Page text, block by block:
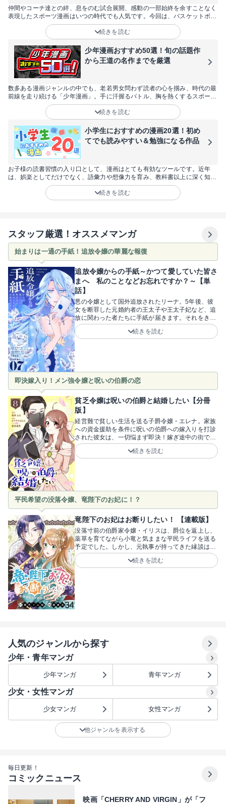
仲間やコーチ達との絆、息をのむ試合展開、感動の一部始終を余すことなく
表現したスポーツ漫画はいつの時代でも人気です。今回は、バスケットボー
ル、サッカー、野球などの人気の王道スポーツ漫画だけでなく、フィギアス
ケートやダンス、自転車、陸上といったマイナーなスポーツ漫画まで60作品
を厳選してお届けします！スポーツ漫画が好きな方はもちろん、「試しに読
んでみたい」と思っている方や女性にも楽しめる作品が目白押しです。
続きを読む
少年漫画おすすめ50選！旬の話題作
から王道の名作までを厳選
数多ある漫画ジャンルの中でも、老若男女問わず読者の心を掴み、時代の最
前線を走り続ける「少年漫画」。手に汗握るバトル、胸を熱くするスポー
ツ、そしてSNSで爆発的な話題を呼ぶ最新作まで、その魅力は尽きることが
ありません。今回は、2026年にさらなる飛躍が期待される注目作から、世
代を超えて愛され続ける不朽の名作まで、おすすめの50作品を厳選しまし
た。あなたの日常に彩りと刺激をくれる、最高の一冊をここから見つけてく
ださい。
続きを読む
小学生におすすめの漫画20選！初め
てでも読みやすい＆勉強になる作品
お子様の読書習慣の入り口として、漫画はとても有効なツールです。近年
は、娯楽としてだけでなく、語彙力や想像力を育み、教科書以上に深く知識
を学べる作品も増えています。しかし、「何から読ませればいい？」「内容
が難しくないかな？」と悩む親御さんも多いはず。そこで今回は、低学年か
ら楽しめる読みやすい作品や、学習の助けになる名作まで、小学生に今こそ
続きを読む
スタッフ厳選！オススメマンガ
始まりは一通の手紙！追放令嬢の華麗な報復
追放令嬢からの手紙～かつて愛していた皆さ
まへ 私のことなどお忘れですか？～【単
話】
悪の令嬢として国外追放されたリーナ。5年後、彼
女を断罪した元婚約者の王太子や王太子妃など、追
放に関わった者たちに手紙が届きます。それをきっ
かけに、平穏だった彼らの日々は破滅へと転落し
て……？！追放から5年、リーナがかつて自分を貶
うちに破滅の罠へと落ちていく「ざまぁ」展開！じ
わじわとターゲットを追い詰める鮮やかな復讐劇を
ぜひ堪能してください！原作・マチバリ先生、原作
イラストレーター・中條由良先生、漫画・田中てて
て先生。裏切り者たちを追い詰める華麗な報復に、
ページをめくる手が止まらなくなるはず！
続きを読む
即決嫁入り！メン強令嬢と呪いの伯爵の恋
貧乏令嬢は呪いの伯爵と結婚したい【分冊
版】
経営難で貧しい生活を送る子爵令嬢・エレナ。家族
への資金援助を条件に呪いの伯爵への嫁入りを打診
された彼女は、一切悩まず即決！嫁ぎ途中の街で起
こったハプニングで出会った、顔を隠した男性はな
んと……？恐ろしいはずの呪いの伯爵への嫁入り。
い心の壁を、メン強令嬢がどうぶち壊していくの
か？規格外なメン強ヒロインの痛快ラブファンタジ
ーです！原作・海野はな先生、ネーム構成・那須透
真先生、作画・カマヤキぱんち先生。伯爵の心の壁
を、早く取っ払って！メン強令嬢との婚約生活を、
今すぐチェック！
続きを読む
平民希望の没落令嬢、竜陛下のお妃に！？
竜陛下のお妃はお断りしたい！ 【連載版】
没落寸前の伯爵家令嬢・イリスは、爵位を返上し、
薬草を育てながら小竜と気ままな平民ライフを送る
予定でした。しかし、元執事が持ってきた縁談はま
さかの国王「竜陛下」の10番目の側妃！？お妃なん
て絶対にムリ！高給だからと竜騎士に憧れたり、
お妃回避の波乱と竜騎士との甘い恋の予感が詰まっ
続きを読む
人気のジャンルから探す
少年・青年マンガ
少年マンガ 青年マンガ
少女・女性マンガ
少女マンガ 女性マンガ
他ジャンルを表示する
毎日更新！
コミックニュース
映画「CHERRY AND VIRGIN」が「フ